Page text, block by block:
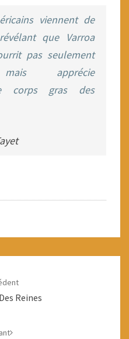
viennent de
que Varroa
pas seulement
mais apprécie
corps gras des
Reines